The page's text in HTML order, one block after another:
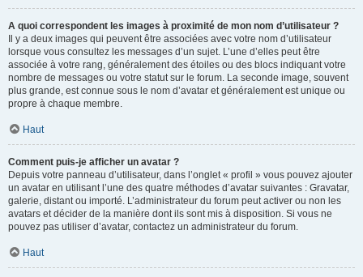
A quoi correspondent les images à proximité de mon nom d’utilisateur ?
Il y a deux images qui peuvent être associées avec votre nom d’utilisateur
lorsque vous consultez les messages d’un sujet. L’une d’elles peut être
associée à votre rang, généralement des étoiles ou des blocs indiquant votre
nombre de messages ou votre statut sur le forum. La seconde image, souvent
plus grande, est connue sous le nom d’avatar et généralement est unique ou
propre à chaque membre.
Haut
Comment puis-je afficher un avatar ?
Depuis votre panneau d’utilisateur, dans l’onglet « profil » vous pouvez ajouter
un avatar en utilisant l’une des quatre méthodes d’avatar suivantes : Gravatar,
galerie, distant ou importé. L’administrateur du forum peut activer ou non les
avatars et décider de la manière dont ils sont mis à disposition. Si vous ne
pouvez pas utiliser d’avatar, contactez un administrateur du forum.
Haut